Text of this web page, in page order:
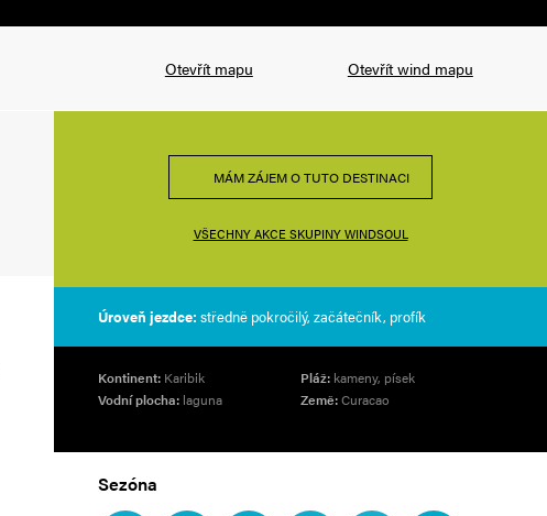
Otevřít mapu Otevřít wind mapu
MÁM ZÁJEM O TUTO DESTINACI
VŠECHNY AKCE SKUPINY WINDSOUL
Úroveň jezdce: středně pokročilý, začátečník, profík
Kontinent: Karibik Pláž: kameny, písek
Vodní plocha: laguna Země:Curacao
Sezóna